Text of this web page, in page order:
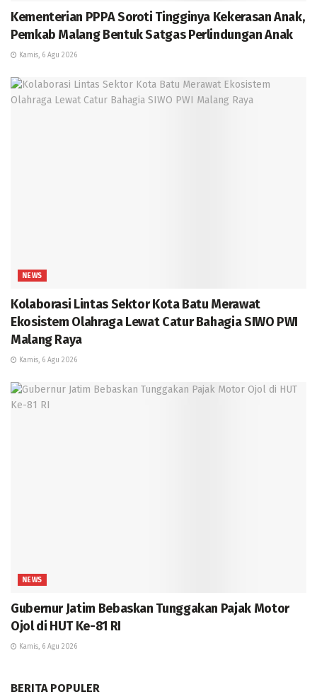
Kementerian PPPA Soroti Tingginya Kekerasan Anak,
Pemkab Malang Bentuk Satgas Perlindungan Anak
Kamis, 6 Agu 2026
NEWS
Kolaborasi Lintas Sektor Kota Batu Merawat
Ekosistem Olahraga Lewat Catur Bahagia SIWO PWI
Malang Raya
Kamis, 6 Agu 2026
NEWS
Gubernur Jatim Bebaskan Tunggakan Pajak Motor
Ojol di HUT Ke-81 RI
Kamis, 6 Agu 2026
BERITA POPULER